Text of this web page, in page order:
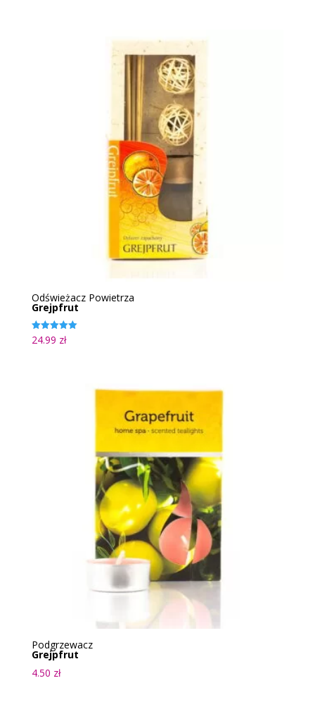
Odświeżacz Powietrza
Grejpfrut
Oceniono
5.00
24.99 zł
Podgrzewacz
Grejpfrut
4.50 zł